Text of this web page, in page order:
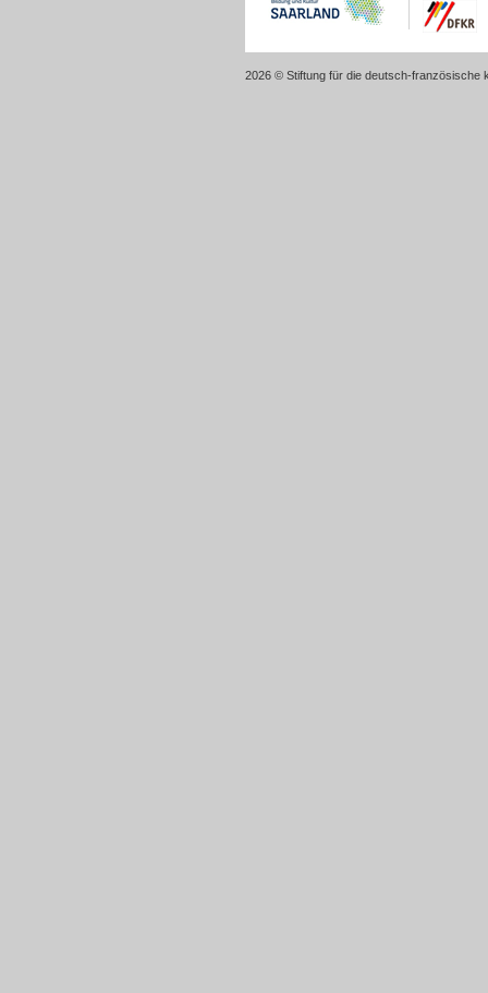
2026 © Stiftung für die deutsch-französische